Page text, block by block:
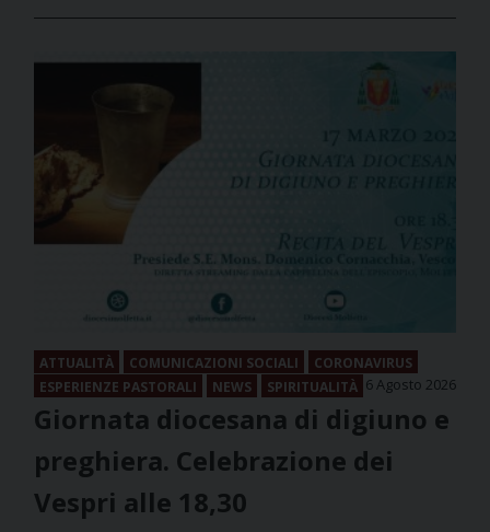
ATTUALITÀ COMUNICAZIONI SOCIALI
CORONAVIRUS
ESPERIENZE PASTORALI
NEWS SPIRITUALITÀ 6 Agosto 2026
Giornata diocesana di digiuno e
preghiera. Celebrazione dei
Vespri alle 18,30